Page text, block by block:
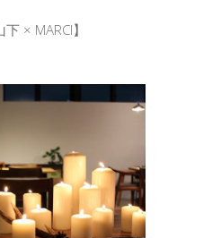
× MARCI】